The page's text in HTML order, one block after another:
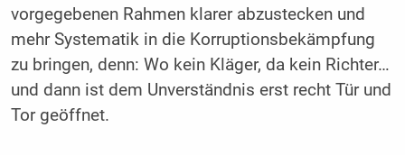
vorgegebenen Rahmen klarer abzustecken und
mehr Systematik in die Korruptionsbekämpfung
zu bringen, denn: Wo kein Kläger, da kein Richter…
und dann ist dem Unverständnis erst recht Tür und
Tor geöffnet.